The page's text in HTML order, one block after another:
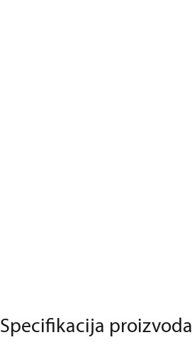
Specifikacija proizvoda